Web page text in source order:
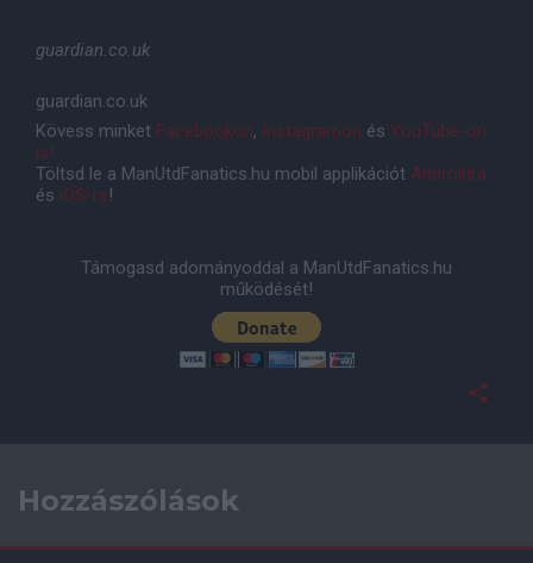
guardian.co.uk
guardian.co.uk
Kövess minket Facebookon, Instagramon és YouTube-on
is!
Töltsd le a ManUtdFanatics.hu mobil applikációt Androidra
és iOS-re!
Támogasd adományoddal a ManUtdFanatics.hu
működését!
Hozzászólások